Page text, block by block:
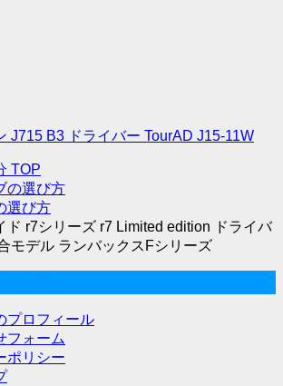
J715 B3 ドライバー TourAD J15-11W
TOP
の選び方
選び方
ド r7シリーズ r7 Limited edition ドライバ
モデル ランバックスFシリーズ
プロフィール
フォーム
ポリシー